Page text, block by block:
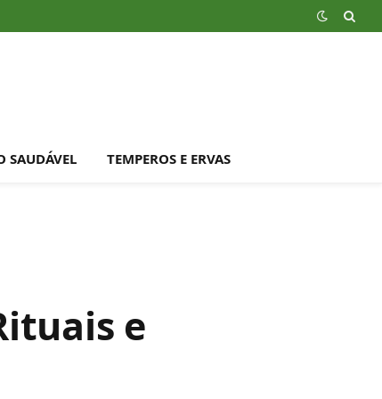
SAUDÁVEL TEMPEROS E ERVAS
e